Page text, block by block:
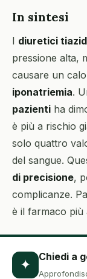
In sintesi
I diuretici
pressione alta,
causare un
iponatriemia.
pazienti ha
è più a rischio
solo quattro
del sangue.
di precisione,
complicanze.
è il farmaco più
✦ Chiedi a